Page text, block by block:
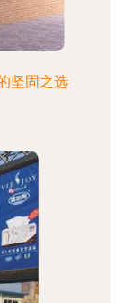
坚固之选